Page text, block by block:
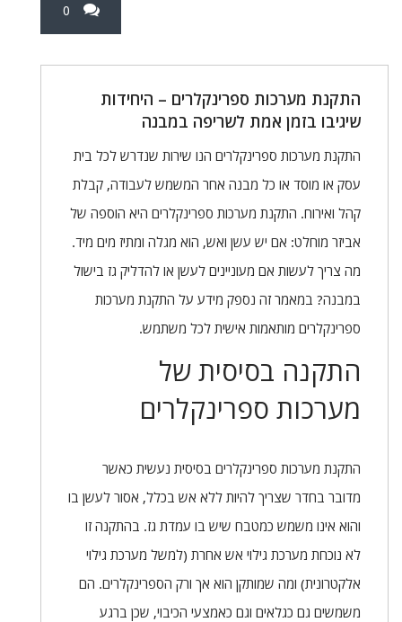
התקנת מערכות ספרינקלרים – היחידות
שיגיבו בזמן אמת לשריפה במבנה
התקנת מערכות ספרינקלרים הנו שירות שנדרש לכל בית
עסק או מוסד או כל מבנה אחר המשמש לעבודה, קבלת
קהל ואירוח. התקנת מערכות ספרינקלרים היא הוספה של
אביזר מוחלט: אם יש עשן ואש, הוא מגלה ומתיז מים מיד.
מה צריך לעשות אם מעוניינים לעשן או להדליק גז בישול
במבנה? במאמר זה נספק מידע על התקנת מערכות
ספרינקלרים מותאמות אישית לכל משתמש.
התקנה בסיסית של
מערכות ספרינקלרים
התקנת מערכות ספרינקלרים בסיסית נעשית כאשר
מדובר בחדר שצריך להיות ללא אש בכלל, אסור לעשן בו
והוא אינו משמש כמטבח שיש בו עמדת גז. בהתקנה זו
לא נוכחת מערכת גילוי אש אחרת (למשל מערכת גילוי
אלקטרונית) ומה שמותקן הוא אך ורק הספרינקלרים. הם
משמשים גם כגלאים וגם כאמצעי הכיבוי, שכן ברגע